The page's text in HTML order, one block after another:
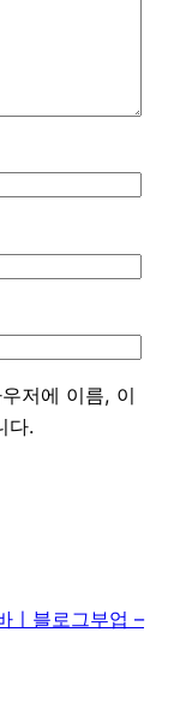
저에 이름, 이
다.
ㅣ블로그부업 –